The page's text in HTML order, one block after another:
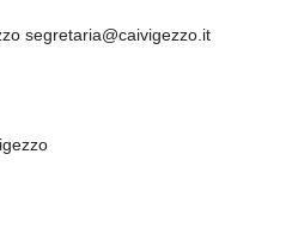
segretaria@caivigezzo.it